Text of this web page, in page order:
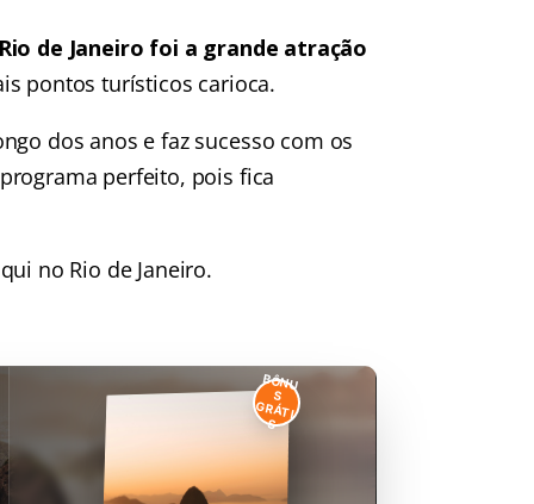
de Janeiro foi a grande atração
pontos turísticos carioca.
dos anos e faz sucesso com os
perfeito, pois fica
no Rio de Janeiro.
BÔNU
S
GRÁTI
S